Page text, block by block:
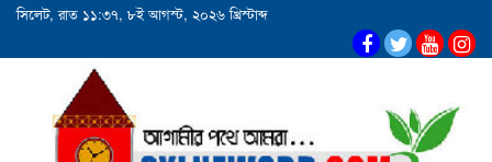
সিলেট, রাত ১১:৩৭, ৮ই আগস্ট, ২০২৬ খ্রিস্টাব্দ